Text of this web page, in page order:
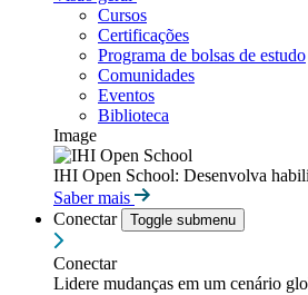
Cursos
Certificações
Programa de bolsas de estudo
Comunidades
Eventos
Biblioteca
Image
IHI Open School: Desenvolva
Saber mais
Conectar
Toggle submenu
Conectar
Lidere mudanças em um cenário